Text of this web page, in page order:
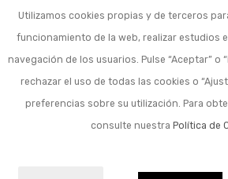
Utilizamos cookies propias y de terceros
funcionamiento de la web, realizar estudios
navegación de los usuarios. Pulse “Aceptar” o
rechazar el uso de todas las cookies o
preferencias sobre su utilización. Para
consulte nuestra Política de
Espátulas,
pinzas de cocina